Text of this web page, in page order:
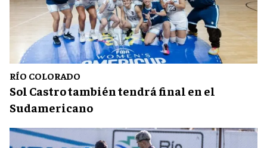
RÍO COLORADO
Sol Castro también tendrá final en el
Sudamericano